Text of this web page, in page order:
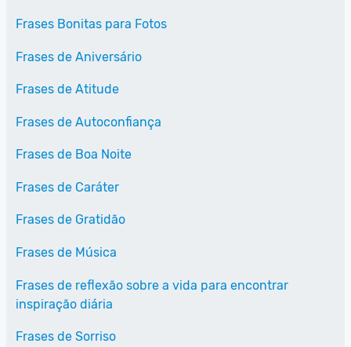
Frases Bonitas para Fotos
Frases de Aniversário
Frases de Atitude
Frases de Autoconfiança
Frases de Boa Noite
Frases de Caráter
Frases de Gratidão
Frases de Música
Frases de reflexão sobre a vida para encontrar
inspiração diária
Frases de Sorriso